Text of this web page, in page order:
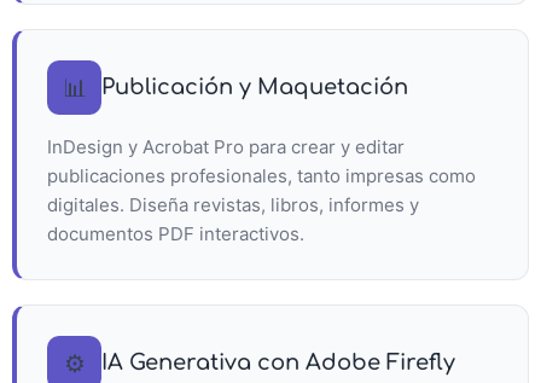
📊 Publicación y Maquetación
InDesign y Acrobat Pro para crear y editar
publicaciones profesionales, tanto impresas como
digitales. Diseña revistas, libros, informes y
documentos PDF interactivos.
⚙️ IA Generativa con Adobe Firefly